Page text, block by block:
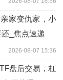
家变仇家，小
_焦点速递
2026-08-07 15:36
盘后交易，杠